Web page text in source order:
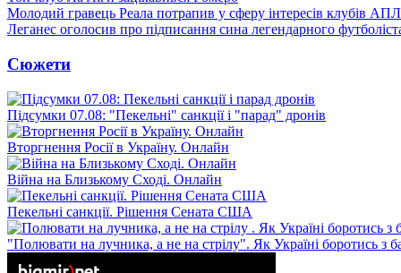
Молодий гравець Реала потрапив у сферу інтересів клубів АПЛ
Леганес оголосив про підписання сина легендарного
Сюжети
Підсумки 07.08: "Пекельні" санкції і "парад" дронів
Вторгнення Росії в Україну. Онлайн
Війна на Близькому Сході. Онлайн
Пекельні санкції. Рішення Сената США
"Полювати на лучника, а не на стрілу". Як Україні боротись з